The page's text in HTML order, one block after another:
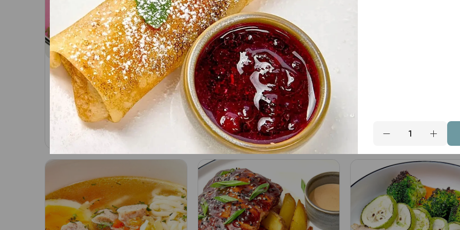
Холодный литовский
борщ
351/100 гр Состав: - кефир;
сметана; огурец; свекла; лук
зелёный; укроп; петрушка;
хрен; горчица; укропное
куриное; - картофель
Сливочная уха
Состав: - бульон сливочный из
морского окуня; - форель,
мидии; - перец болгарский, лук
репчатый, морковь, сельдерей,
чеснок, зелень.
690₽ В корзину
масло сливочное; - ребра
копченые; охотничьи